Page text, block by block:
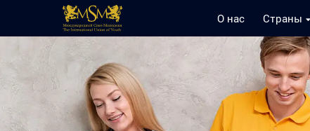
О нас Страны